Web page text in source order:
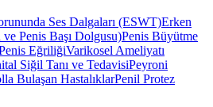
Ses Dalgaları (ESWT)Erken
Penis Başı Dolgusu)Penis Büyütme
EğriliğiVarikosel Ameliyatı
Siğil Tanı ve TedavisiPeyroni
Bulaşan HastalıklarPenil Protez